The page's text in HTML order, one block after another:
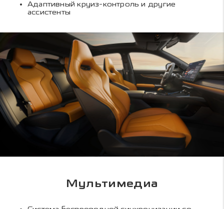
Адаптивный круиз-контроль и другие
ассистенты
Мультимедиа